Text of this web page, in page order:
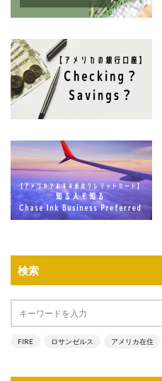
検索
FIRE ロサンゼルス アメリカ在住